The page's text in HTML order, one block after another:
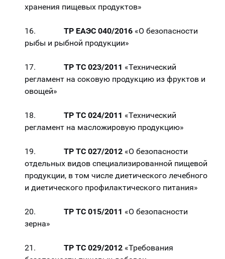
хранения пищевых продуктов»
16. ТР ЕАЭС 040/2016 «О безопасности
рыбы и рыбной продукции»
17. ТР ТС 023/2011 «Технический
регламент на соковую продукцию из фруктов и
овощей»
18. ТР ТС 024/2011 «Технический
регламент на масложировую продукцию»
19. ТР ТС 027/2012 «О безопасности
отдельных видов специализированной пищевой
продукции, в том числе диетического лечебного
и диетического профилактического питания»
20. ТР ТС 015/2011 «О безопасности
зерна»
21. ТР ТС 029/2012 «Требования